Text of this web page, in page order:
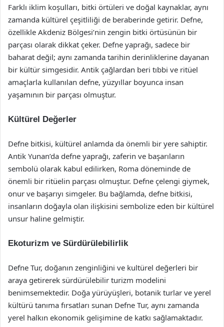
Farklı iklim koşulları, bitki örtüleri ve doğal kaynaklar, aynı
zamanda kültürel çeşitliliği de beraberinde getirir. Defne,
özellikle Akdeniz Bölgesi’nin zengin bitki örtüsünün bir
parçası olarak dikkat çeker. Defne yaprağı, sadece bir
baharat değil; aynı zamanda tarihin derinliklerine dayanan
bir kültür simgesidir. Antik çağlardan beri tıbbi ve ritüel
amaçlarla kullanılan defne, yüzyıllar boyunca insan
yaşamının bir parçası olmuştur.
Kültürel Değerler
Defne bitkisi, kültürel anlamda da önemli bir yere sahiptir.
Antik Yunan’da defne yaprağı, zaferin ve başarıların
sembolü olarak kabul edilirken, Roma döneminde de
önemli bir ritüelin parçası olmuştur. Defne çelengi giymek,
onur ve başarıyı simgeler. Bu bağlamda, defne bitkisi,
insanların doğayla olan ilişkisini sembolize eden bir kültürel
unsur haline gelmiştir.
Ekoturizm ve Sürdürülebilirlik
Defne Tur, doğanın zenginliğini ve kultürel değerleri bir
araya getirerek sürdürülebilir turizm modelini
benimsemektedir. Doğa yürüyüşleri, botanik turlar ve yerel
kültürü tanıma fırsatları sunan Defne Tur, aynı zamanda
yerel halkın ekonomik gelişimine de katkı sağlamaktadır.